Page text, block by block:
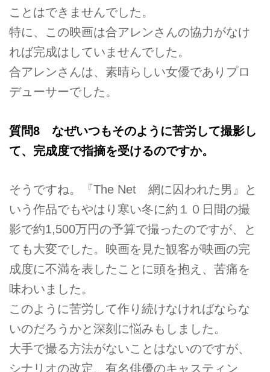
ことはできませんでした。
特に、この映画は合アレンさんの協力がなけ
れば完成はしていませんでした。
合アレンさんは、素晴らしい女優でありプロ
デューサーでした。
質問8 なぜいつもそのように苦労して撮影し
て、完成度で指摘を受けるのですか。
そうですね。『The Net 網に囚われた男』と
いう作品でもやはり寒い冬に約１０日間の撮
影で約1,500万円の予算で撮ったのですが、と
ても大変でした。映画を見た観客が映画の完
成度に不満を表したことに頭を抱え、苦痛を
味わいました。
このように苦労して作り続けなければならな
いのだろうかと深刻に悩みもしました。
大手で撮る方法がないことはないのですが、
シナリオの改定、有名俳優のキャスティン